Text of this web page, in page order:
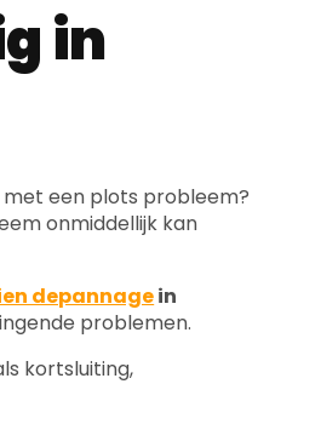
in
een plots probleem?
onmiddellijk kan
depannagein
problemen.
kortsluiting,